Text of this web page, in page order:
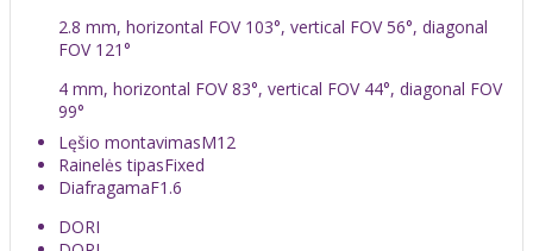
2.8 mm, horizontal FOV 103°, vertical FOV 56°, diagonal
FOV 121°
4 mm, horizontal FOV 83°, vertical FOV 44°, diagonal FOV
99°
Lęšio montavimasM12
Rainelės tipasFixed
DiafragamaF1.6
DORI